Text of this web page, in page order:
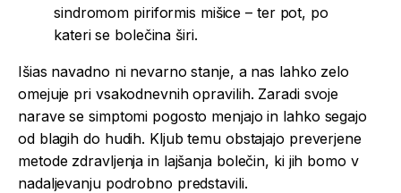
sindromom piriformis mišice – ter pot, po
kateri se bolečina širi.
Išias navadno ni nevarno stanje, a nas lahko zelo
omejuje pri vsakodnevnih opravilih. Zaradi svoje
narave se simptomi pogosto menjajo in lahko segajo
od blagih do hudih. Kljub temu obstajajo preverjene
metode zdravljenja in lajšanja bolečin, ki jih bomo v
nadaljevanju podrobno predstavili.